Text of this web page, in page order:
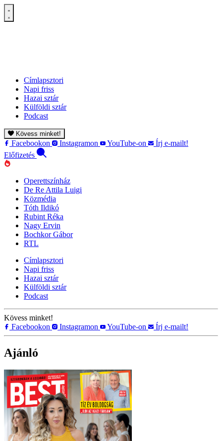
Címlapsztori
Napi friss
Hazai sztár
Külföldi sztár
Podcast
Kövess minket!
Facebookon Instagramon YouTube-on
Írj e-mailt!
Előfizetés
Operettszínház
De Re Attila Luigi
Közmédia
Tóth Ildikó
Rubint Réka
Nagy Ervin
Bochkor Gábor
RTL
Címlapsztori
Napi friss
Hazai sztár
Külföldi sztár
Podcast
Kövess minket!
Facebookon
Instagramon YouTube-on Írj e-mailt!
Ajánló